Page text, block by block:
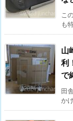
こ
も
山
利
で
田
か